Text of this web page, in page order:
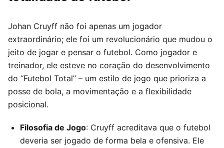
Johan Cruyff não foi apenas um jogador
extraordinário; ele foi um revolucionário que mudou o
jeito de jogar e pensar o futebol. Como jogador e
treinador, ele esteve no coração do desenvolvimento
do “Futebol Total” – um estilo de jogo que prioriza a
posse de bola, a movimentação e a flexibilidade
posicional.
Filosofia de Jogo: Cruyff acreditava que o futebol
deveria ser jogado de forma bela e ofensiva. Ele